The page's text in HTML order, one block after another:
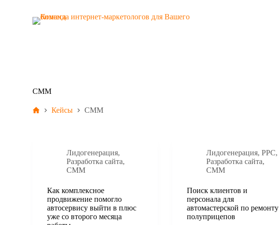
СММ
Кейсы СММ
Лидогенерация,
Разработка сайта,
СММ
Как комплексное
продвижение помогло
автосервису выйти в плюс
уже со второго месяца
Лидогенерация,PPC,
Разработка сайта,
СММ
Поиск клиентов и
персонала для
автомастерской по ремонту
полуприцепов